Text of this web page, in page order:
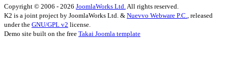
Copyright © 2006 - 2026 JoomlaWorks Ltd. All rights reserved.
K2 is a joint project by JoomlaWorks Ltd. & Nuevvo Webware P.C.
, released
under the GNU/GPL v2 license.
Demo site built on the free Takai Joomla template